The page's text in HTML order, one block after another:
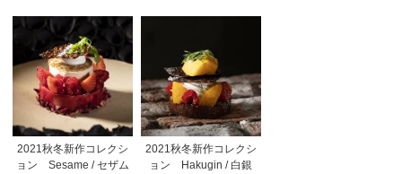
2021秋冬新作コレクシ
ョン Sesame / セザム
2021秋冬新作コレクシ
ョン Hakugin / 白銀